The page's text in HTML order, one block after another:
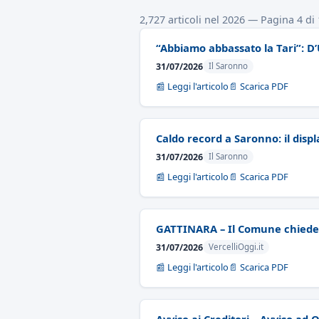
2,727 articoli nel 2026 — Pagina 4 di
“Abbiamo abbassato la Tari”:
31/07/2026 Il Saronno
📰 Leggi l'articolo 📄 Scarica PDF
Caldo record a Saronno: il
31/07/2026 Il Saronno
📰 Leggi l'articolo 📄 Scarica PDF
GATTINARA – Il Comune
31/07/2026 VercelliOggi.it
📰 Leggi l'articolo 📄 Scarica PDF